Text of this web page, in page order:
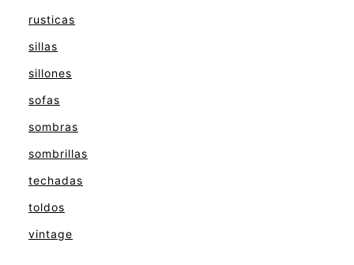
rusticas
sillas
sillones
sofas
sombras
sombrillas
techadas
toldos
vintage